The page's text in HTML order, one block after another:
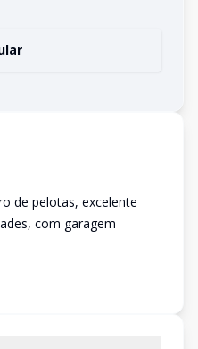
de pelotas, excelente
com garagem